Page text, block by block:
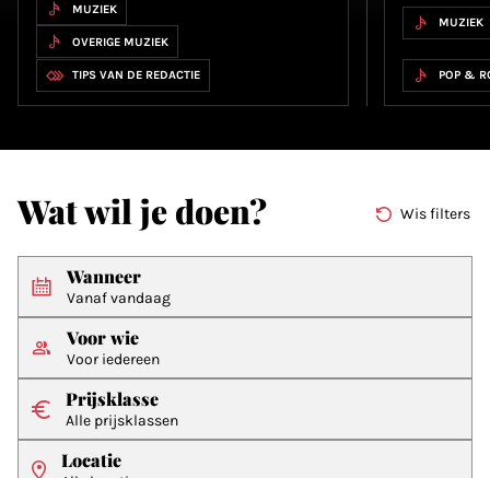
MUZIEK
OVERIGE MUZIEK
TIPS VAN DE REDACTIE
MUZIEK
POP &
Wat wil je doen?
Wanneer
Vanaf vandaag
Voor wie
Voor iedereen
Prijsklasse
Alle prijsklassen
Locatie
Wis filters